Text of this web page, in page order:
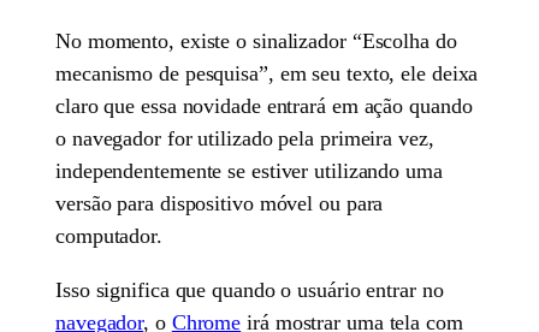
No momento, existe o sinalizador “Escolha do
mecanismo de pesquisa”, em seu texto, ele deixa
claro que essa novidade entrará em ação quando
o navegador for utilizado pela primeira vez,
independentemente se estiver utilizando uma
versão para dispositivo móvel ou para
computador.
Isso significa que quando o usuário entrar no
navegador, o Chrome irá mostrar uma tela com